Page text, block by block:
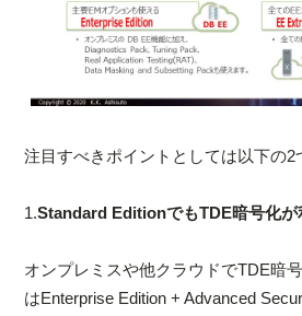
注目すべきポイントとしては以下の2
1.Standard EditionでもTDE暗号化が
オンプレミスや他クラウドでTDE暗
はEnterprise Edition + Advanced